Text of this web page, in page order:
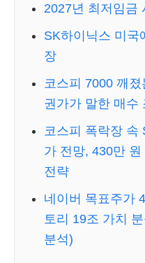
2027년 최저임금
SK하이닉스 미국
장
코스피 7000 깨
권가가 말한 매수
코스피 폭락장 속
가 전망, 430만
전략
네이버 목표주가
토리 19조 가치
분석)